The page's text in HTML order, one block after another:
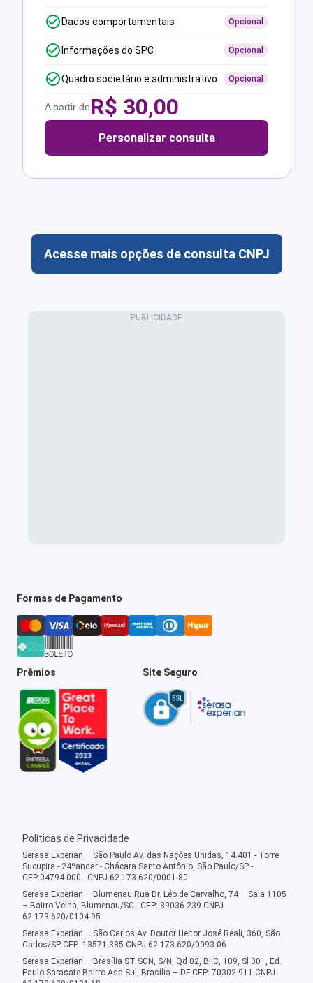
Dados comportamentais Opcional
Informações do SPC Opcional
Quadro societário e administrativo Opcional
A partir deR$ 30,00
Personalizar consulta
Acesse mais opções de consulta CNPJ
Formas de Pagamento
Prêmios Site Seguro
Políticas de Privacidade
Serasa Experian – São Paulo Av. das Nações Unidas, 14.401 - Torre
Sucupira - 24ºandar - Chácara Santo Antônio, São Paulo/SP -
CEP:04794-000 - CNPJ 62.173.620/0001-80
Serasa Experian – Blumenau Rua Dr. Léo de Carvalho, 74 – Sala 1105
– Bairro Velha, Blumenau/SC - CEP: 89036-239 CNPJ
62.173.620/0104-95
Serasa Experian – São Carlos Av. Doutor Heitor José Reali, 360, São
Carlos/SP CEP: 13571-385 CNPJ 62.173.620/0093-06
Serasa Experian – Brasília ST SCN, S/N, Qd 02, Bl C, 109, Sl 301, Ed.
Paulo Sarasate Bairro Asa Sul, Brasília – DF CEP: 70302-911 CNPJ